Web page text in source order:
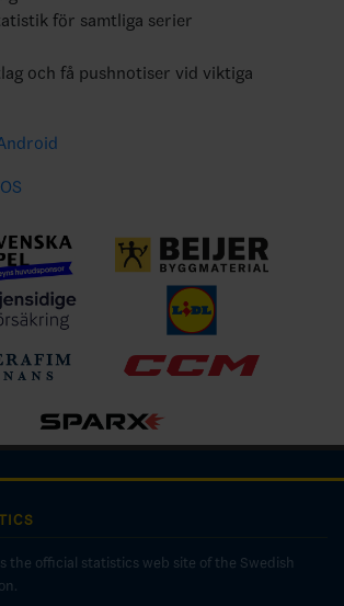
för samtliga serier
och få pushnotiser vid viktiga
the official statistics web site of the Swedish